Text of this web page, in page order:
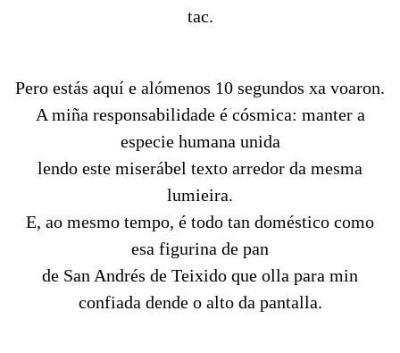
tac.
Pero estás aquí e alómenos 10 segundos xa voaron.
A miña responsabilidade é cósmica: manter a
especie humana unida
lendo este miserábel texto arredor da mesma
lumieira.
E, ao mesmo tempo, é todo tan doméstico como
esa figurina de pan
de San Andrés de Teixido que olla para min
confiada dende o alto da pantalla.